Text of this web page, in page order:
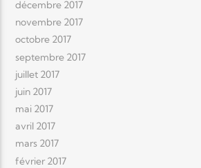
décembre 2017
novembre 2017
octobre 2017
septembre 2017
juillet 2017
juin 2017
mai 2017
avril 2017
mars 2017
février 2017